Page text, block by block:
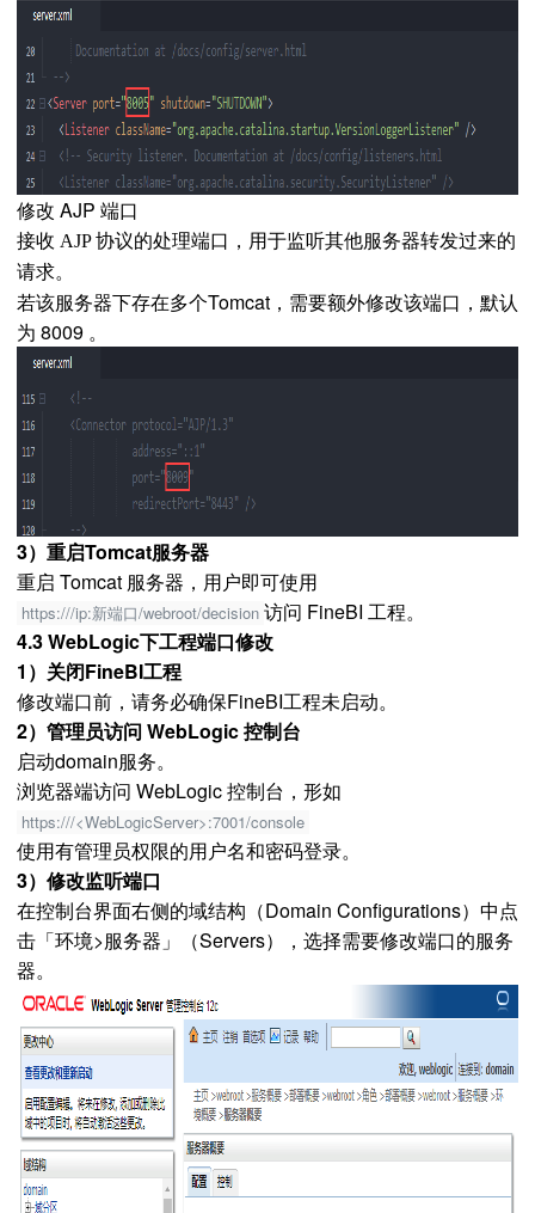
修改 AJP 端口
接收 AJP 协议的处理端口，用于监听其他服务器转发过来的
请求。
若该服务器下存在多个Tomcat，需要额外修改该端口，默认
为 8009 。
3）重启Tomcat服务器
重启 Tomcat 服务器，用户即可使用
https:///ip:新端口/webroot/decision 访问 FineBI 工程。
4.3 WebLogic下工程端口修改
1）关闭FineBI工程
修改端口前，请务必确保FineBI工程未启动。
2）管理员访问 WebLogic 控制台
启动domain服务。
浏览器端访问 WebLogic 控制台，形如
https:///<WebLogicServer>:7001/console
使用有管理员权限的用户名和密码登录。
3）修改监听端口
在控制台界面右侧的域结构（Domain Configurations）中点
击「环境>服务器」（Servers），选择需要修改端口的服务
器。